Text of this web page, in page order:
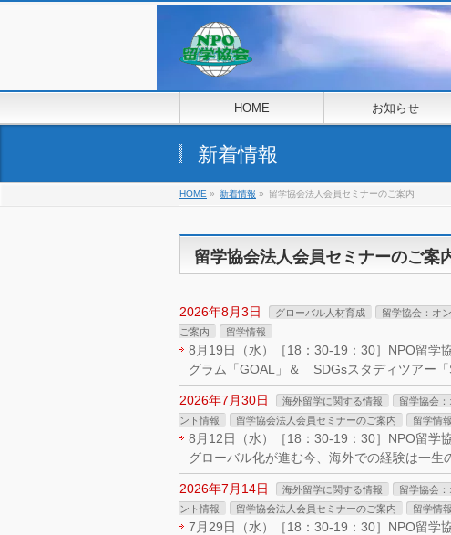
HOME お知らせ
新着情報
HOME » 新着情報 » 留学協会法人会員セミナーのご案内
留学協会法人会員セミナーのご案
2026年8月3日 グローバル人材育成 留学協会：オ
ご案内
留学情報
8月19日（水）［18：30-19：30］NPO留学
グラム「GOAL」＆ SDGsスタディツアー「
2026年7月30日 海外留学に関する情報 留学協会
ント情報
留学協会法人会員セミナーのご案内 留学情報
8月12日（水）［18：30-19：30］NPO留学
グローバル化が進む今、海外での経験は一生
2026年7月14日 海外留学に関する情報 留学協会
ント情報
留学協会法人会員セミナーのご案内 留学情報
7月29日（水）［18：30-19：30］NPO留学